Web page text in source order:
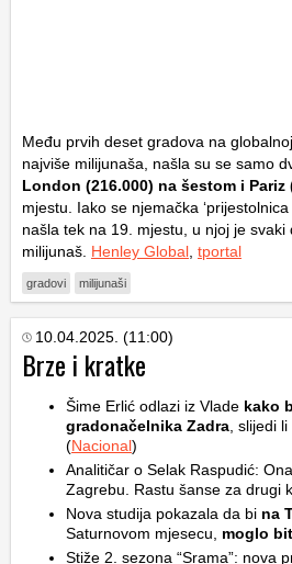
Među prvih deset gradova na
najviše milijunaša, našla su se samo
London (216.000) na šestom i Pariz
mjestu. Iako se njemačka
našla tek na 19. mjestu, u njoj je svaki
milijunaš. Henley Global tportal
gradovi milijunaši
10.04.2025. (11:00)
Brze i kratke
Šime Erlić odlazi iz Vlade kako
gradonačelnika Zadra , slijedi
(Nacional)
Analitičar o Selak Raspudić:
Zagrebu. Rastu šanse za drugi
Nova studija pokazala da bi na
Saturnovom mjesecu,
moglo
Stiže 2. sezona “Srama”: nova